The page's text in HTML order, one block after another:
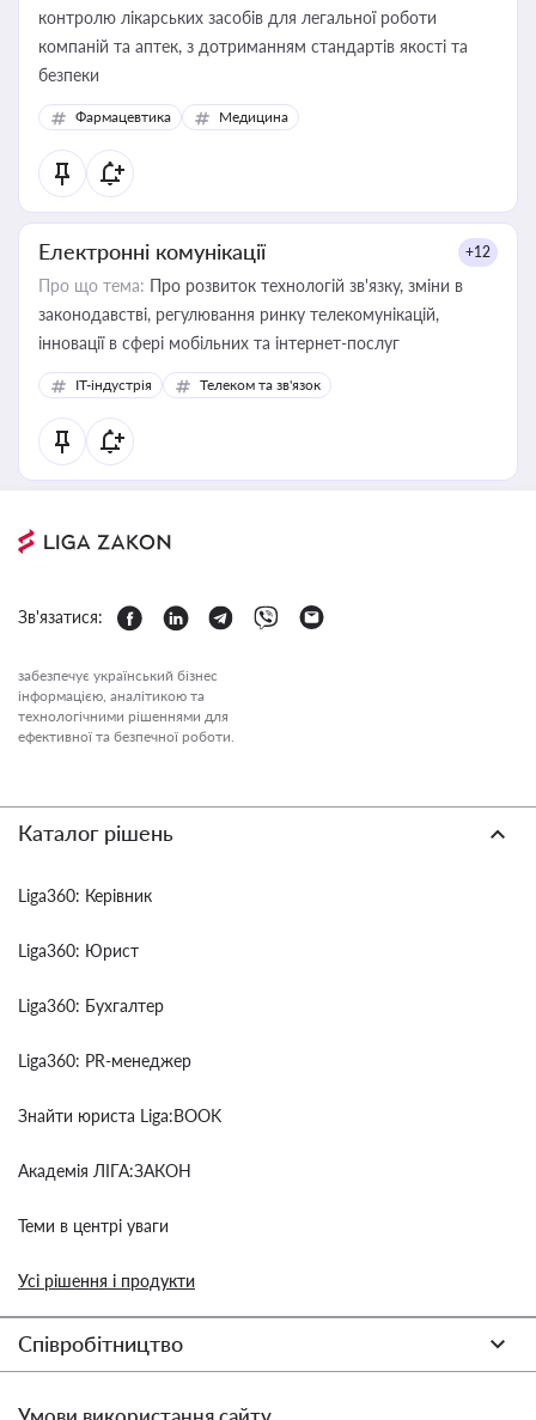
контролю лікарських засобів для легальної роботи
компаній та аптек, з дотриманням стандартів якості та
безпеки
Фармацевтика Медицина
Електронні комунікації +12
Про що тема: Про розвиток технологій зв'язку, зміни в
законодавстві, регулювання ринку телекомунікацій,
інновації в сфері мобільних та інтернет-послуг
IT-індустрія Телеком та зв'язок
Зв'язатися:
забезпечує український бізнес
інформацією, аналітикою та
технологічними рішеннями для
ефективної та безпечної роботи.
Каталог рішень
Liga360: Керівник
Liga360: Юрист
Liga360: Бухгалтер
Liga360: PR-менеджер
Знайти юриста Liga:BOOK
Академія ЛІГА:ЗАКОН
Теми в центрі уваги
Усі рішення і продукти
Співробітництво